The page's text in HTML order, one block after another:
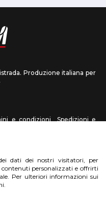
Produzione italiana per
e condizioni
Spedizioni e
una foto
dati dei nostri visitatori, per
personalizzati e offrirti
Per ulteriori informazioni sui